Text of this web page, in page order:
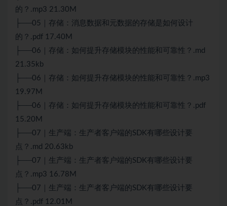
的？.mp3 21.30M
├──05｜存储：消息数据和元数据的存储是如何设计
的？.pdf 17.40M
├──06｜存储：如何提升存储模块的性能和可靠性？.md
21.35kb
├──06｜存储：如何提升存储模块的性能和可靠性？.mp3
19.97M
├──06｜存储：如何提升存储模块的性能和可靠性？.pdf
15.20M
├──07｜生产端：生产者客户端的SDK有哪些设计要
点？.md 20.63kb
├──07｜生产端：生产者客户端的SDK有哪些设计要
点？.mp3 16.78M
├──07｜生产端：生产者客户端的SDK有哪些设计要
点？.pdf 12.01M